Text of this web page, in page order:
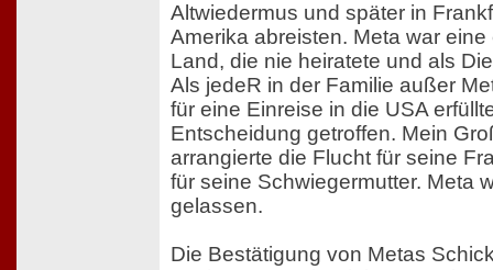
Altwiedermus und später in
Amerika abreisten. Meta war
Land, die nie heiratete und als
Als jedeR in der Familie außer
für eine Einreise in die USA
Entscheidung getroffen. Mein
arrangierte die Flucht für seine
für seine Schwiegermutter. Meta
gelassen.
Die Bestätigung von Metas